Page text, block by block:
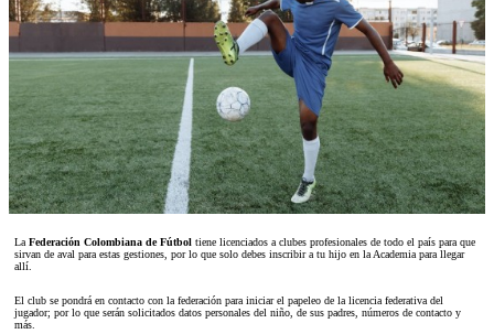
LaFederación Colombiana de Fútbol tiene licenciados a clubes profesionales de todo el país para que
sirvan de aval para estas gestiones, por lo que solo debes inscribir a tu hijo en la Academia para llegar
allí.
El club se pondrá en contacto con la federación para iniciar el papeleo de la licencia federativa del
jugador; por lo que serán solicitados datos personales del niño, de sus padres, números de contacto y
más.